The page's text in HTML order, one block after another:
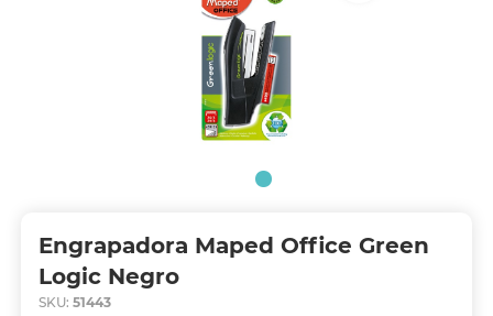
Engrapadora Maped Office Green
Logic Negro
SKU: 51443